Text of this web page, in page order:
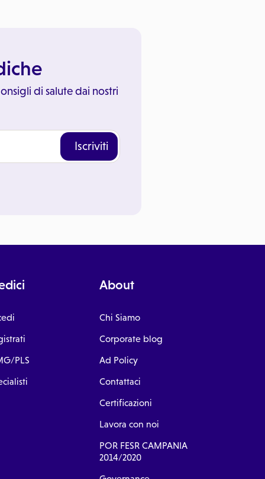
di salute dai nostri
Iscriviti
PLS
About
Chi Siamo
Corporate blog
Ad Policy
Contattaci
Certificazioni
Lavora con noi
POR FESR CAMPANIA
2014/2020